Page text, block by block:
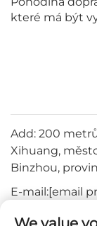
které má být
Add: 200
Xihuang,
Binzhou,
E-mail:[email
Tel:+82-